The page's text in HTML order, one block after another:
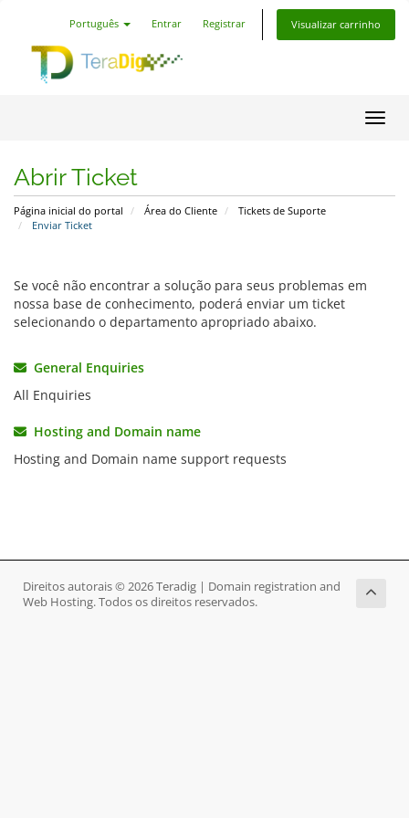
Português Entrar Registrar Visualizar carrinho
Abrir Ticket
Página inicial do portal Área do Cliente
Tickets de Suporte
Enviar Ticket
Se você não encontrar a solução para seus problemas em
nossa base de conhecimento, poderá enviar um ticket
selecionando o departamento apropriado abaixo.
General Enquiries
All Enquiries
Hosting and Domain name
Hosting and Domain name support requests
Direitos autorais © 2026 Teradig | Domain registration and
Web Hosting. Todos os direitos reservados.